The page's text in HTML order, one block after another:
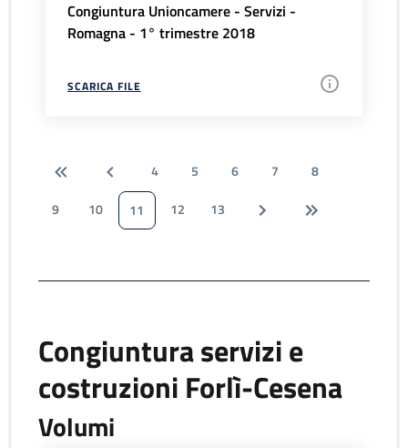
Congiuntura Unioncamere - Servizi -
Romagna - 1° trimestre 2018
SCARICA FILE
4 5 6 7
8
9
10 11 12 13
Congiuntura servizi e
costruzioni Forlì-Cesena
Volumi